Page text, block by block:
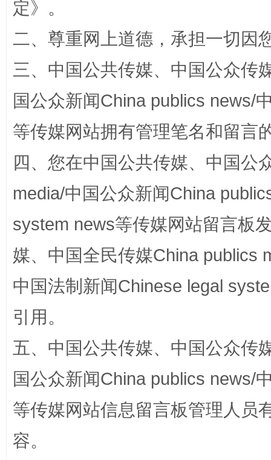
招工难、用工荒背后
定》。
二、尊重网上道德，承担一切因
三、中国公共传媒、中国公众传
国公众新闻China publics news/
等传媒网站拥有管理笔名和留言
四、您在中国公共传媒、中国公
media/中国公众新闻China
system news等传媒网站留言板
媒、中国全民传媒China publics
中国法制新闻Chinese legal
引用。
五、中国公共传媒、中国公众传
国公众新闻China publics news/
等传媒网站信息留言板管理人员
容。